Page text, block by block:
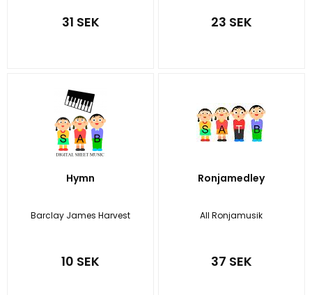
31 SEK 23 SEK
Hymn
Barclay James Harvest
10 SEK
Ronjamedley
All Ronjamusik
37 SEK